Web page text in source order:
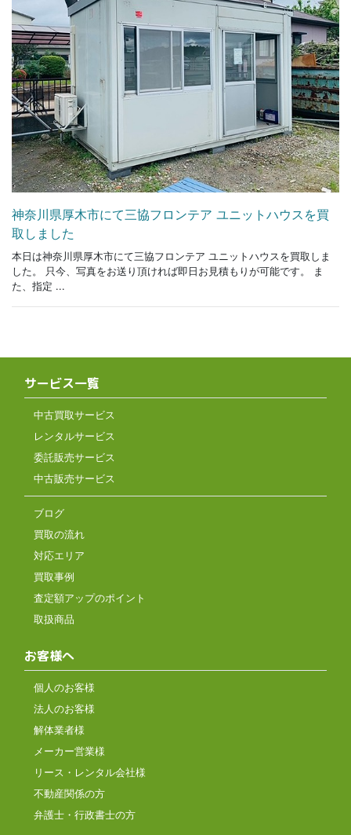
神奈川県厚木市にて三協フロンテア ユニットハウスを買
取しました
本日は神奈川県厚木市にて三協フロンテア ユニットハウスを買取しま
した。 只今、写真をお送り頂ければ即日お見積もりが可能です。 ま
た、指定 ...
サービス一覧
中古買取サービス
レンタルサービス
委託販売サービス
中古販売サービス
ブログ
買取の流れ
対応エリア
買取事例
査定額アップのポイント
取扱商品
お客様へ
個人のお客様
法人のお客様
解体業者様
メーカー営業様
リース・レンタル会社様
不動産関係の方
弁護士・行政書士の方